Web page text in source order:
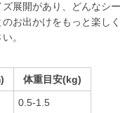
展開があり、どんなシー
お出かけをもっと楽しく
。
体重目安(kg)
0.5-1.5